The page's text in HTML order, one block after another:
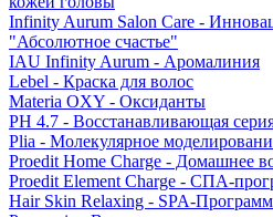
Infinity Aurum Salon Care -
"Абсолютное счастье"
IAU Infinity Aurum - Аромалиния
Lebel - Краска для волос
Materia OXY - Оксиданты
PH 4.7 - Восстанавливающая
Plia - Молекулярное
Proedit Home Charge - Домашнее
Proedit Element Charge - СПА-
Hair Skin Relaxing - SPA-